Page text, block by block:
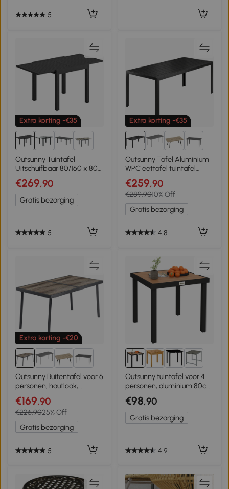
5
Extra korting -€35
Outsunny Tuintafel
Uitschuifbaar 80/160 x 80
cm Aluminium Eettafel
voor 4-6 Personen,
Rechthoekig met
Lamellenblad
€269,90
Gratis bezorging
5
Extra korting -€35
2+
Outsunny Tafel Aluminium
WPC eettafel tuintafel
tuinmeubel balkon zwart
€259,90
€289,9010% Off
Gratis bezorging
4.8
Extra korting -€20
2+
Outsunny Buitentafel voor 6
personen, houtlook,
metalen frame,
weerbestendig, 145 x 85 x
72 cm, Grijs
€169,90
€226,9025% Off
Gratis bezorging
5
1+
Outsunny tuintafel voor 4
personen, aluminium 80cm
x 80cm x 74cm
€98,90
Gratis bezorging
4.9